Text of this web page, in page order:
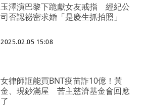
玉澤演巴黎下跪獻女友戒指 經紀公
司否認祕密求婚「是慶生抓拍照」
2025.02.05 15:08
女律師誆能買BNT疫苗詐10億！黃
金、現鈔滿屋 苦主慈濟基金會回應
了